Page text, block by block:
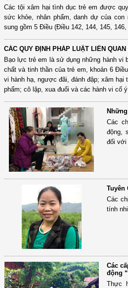
Các tội xâm hại tình dục trẻ em được
sức khỏe, nhân phẩm, danh dự của
sung gồm 5 Điều (Điều 142, 144, 145, 146,
CÁC QUY ĐỊNH PHÁP LUẬT LIÊN
Bạo lực trẻ em là sử dụng những hành vi
chất và tinh thần của trẻ em, khoản 6
vi hành hạ, ngược đãi, đánh đập; xâm
phẩm; cô lập, xua đuổi và các hành vi cố
Các
động,
đối với
Tuyên
Các
tính
Các
động
Thực